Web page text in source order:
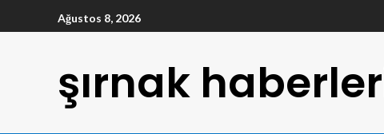
Ağustos 8, 2026
şırnak